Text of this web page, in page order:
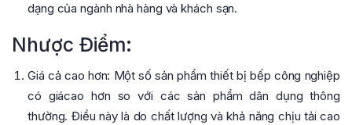
dạng của ngành nhà hàng và khách sạn.
Nhược Điểm:
Giá cả cao hơn: Một số sản phẩm thiết bị bếp công nghiệp
có giácao hơn so với các sản phẩm dân dụng thông
thường. Điều này là do chất lượng và khả năng chịu tải cao